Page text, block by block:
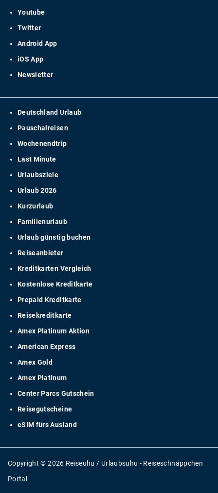
Youtube
Twitter
Android App
iOS App
Newsletter
Deutschland Urlaub
Pauschalreisen
Wochenendtrip
Last Minute
Urlaubsziele
Urlaub 2026
Kurzurlaub
Familienurlaub
Urlaub günstig buchen
Reiseanbieter
Kreditkarten Vergleich
Kostenlose Kreditkarte
Prepaid Kreditkarte
Reisekreditkarte
Amex Platinum Aktion
American Express
Amex Gold
Amex Platinum
Center Parcs Gutschein
Reisegutscheine
eSIM fürs Ausland
Copyright © 2026 Reiseuhu / Urlaubsuhu - Reiseschnäppchen
Portal